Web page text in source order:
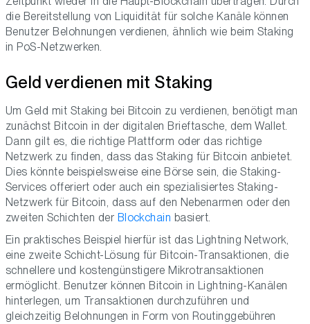
die Bereitstellung von Liquidität für solche Kanäle können
Benutzer Belohnungen verdienen, ähnlich wie beim Staking
in PoS-Netzwerken.
Geld verdienen mit Staking
Um Geld mit Staking bei Bitcoin zu verdienen, benötigt man
zunächst Bitcoin in der digitalen Brieftasche, dem Wallet.
Dann gilt es, die richtige Plattform oder das richtige
Netzwerk zu finden, dass das Staking für Bitcoin anbietet.
Dies könnte beispielsweise eine Börse sein, die Staking-
Services offeriert oder auch ein spezialisiertes Staking-
Netzwerk für Bitcoin, dass auf den Nebenarmen oder den
zweiten Schichten der Blockchain basiert.
Ein praktisches Beispiel hierfür ist das Lightning Network,
eine zweite Schicht-Lösung für Bitcoin-Transaktionen, die
schnellere und kostengünstigere Mikrotransaktionen
ermöglicht. Benutzer können Bitcoin in Lightning-Kanälen
hinterlegen, um Transaktionen durchzuführen und
gleichzeitig Belohnungen in Form von Routinggebühren